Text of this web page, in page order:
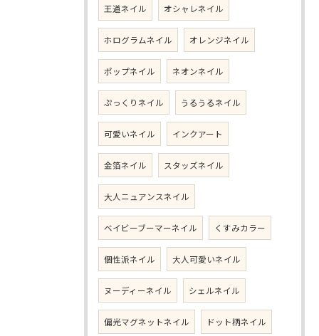
王道ネイル オシャレネイル
ホログラムネイル オレンジネイル
ポップネイル ネオンネイル
ぷっくりネイル うるうるネイル
可愛いネイル インクアート
金箔ネイル スタッズネイル
大人ニュアンスネイル
ベイビーブーマーネイル くすみカラー
個性派ネイル 大人可愛いネイル
ヌーディーネイル シェルネイル
偏光マグネットネイル ドット柄ネイル